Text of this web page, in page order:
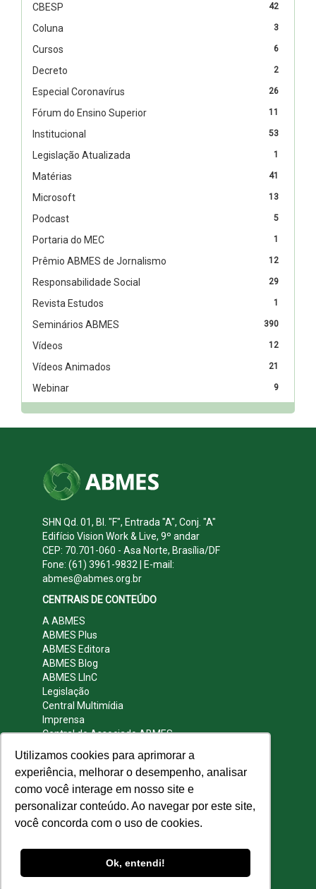
Utilizamos cookies para aprimorar a
experiência, melhorar o desempenho, analisar
como você interage em nosso site e
personalizar conteúdo. Ao navegar por este site,
você concorda com o uso de cookies.
Ok, entendi!
42
CBESP
3
Coluna
6
Cursos
2
Decreto
26
Especial Coronavírus
11
Fórum do Ensino Superior
53
Institucional
1
Legislação Atualizada
41
Matérias
13
Microsoft
5
Podcast
1
Portaria do MEC
12
Prêmio ABMES de Jornalismo
29
Responsabilidade Social
1
Revista Estudos
390
Seminários ABMES
12
Vídeos
21
Vídeos Animados
9
Webinar
SHN Qd. 01, Bl. "F", Entrada "A", Conj. "A"
Edifício Vision Work & Live, 9º andar
CEP: 70.701-060 - Asa Norte, Brasília/DF
Fone: (61) 3961-9832 | E-mail:
abmes@abmes.org.br
CENTRAIS DE CONTEÚDO
A ABMES
ABMES Plus
ABMES Editora
ABMES Blog
ABMES LInC
Legislação
Central Multimídia
Imprensa
Central do Associado ABMES
REDES SOCIAIS
reservados.